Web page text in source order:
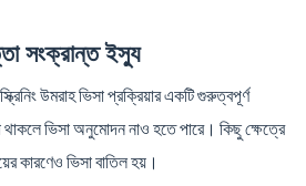
সংক্রান্ত ইস্যু
উমরাহ ভিসা প্রক্রিয়ার একটি গুরুত্বপূর্ণ
ভিসা অনুমোদন নাও হতে পারে। কিছু ক্ষেত্রে
কারণেও ভিসা বাতিল হয়।